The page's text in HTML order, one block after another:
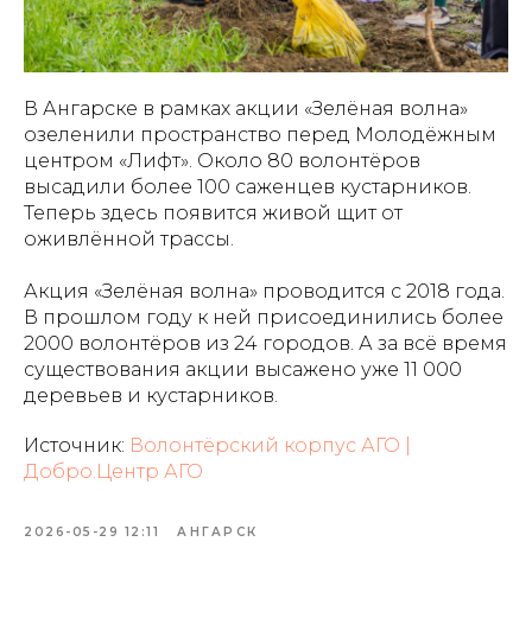
В Ангарске в рамках акции «Зелёная волна»
озеленили пространство перед Молодёжным
центром «Лифт». Около 80 волонтёров
высадили более 100 саженцев кустарников.
Теперь здесь появится живой щит от
оживлённой трассы.
Акция «Зелёная волна» проводится с 2018 года.
В прошлом году к ней присоединились более
2000 волонтёров из 24 городов. А за всё время
существования акции высажено уже 11 000
деревьев и кустарников.
Источник: Волонтёрский корпус АГО |
Добро.Центр АГО
2026-05-29 12:11 АНГАРСК